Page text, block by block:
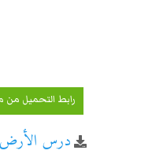
رابط التحميل من
درس الأرض